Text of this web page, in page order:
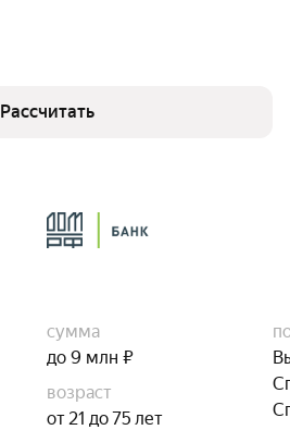
Рассчитать
сумма
до 9 млн ₽
возраст
от 21 до 75 лет